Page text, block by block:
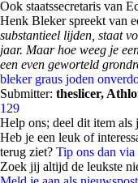
Ook staatssecretaris van
Henk Bleker spreekt van
substantieel lijden, staat
jaar. Maar hoe weeg je
een even geworteld
bleker graus joden
Submitter: theslicer,
129
Help ons; deel dit item als
Heb je een leuk of
terug ziet? Tip ons dan via
Zoek jij altijd de leukste